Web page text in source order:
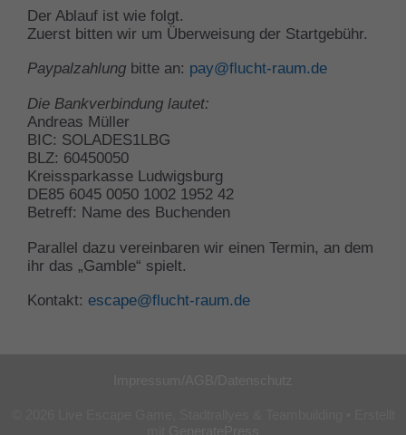
Der Ablauf ist wie folgt.
Zuerst bitten wir um Überweisung der Startgebühr.
Paypalzahlung bitte an: pay@flucht-raum.de
Die Bankverbindung lautet:
Andreas Müller
BIC: SOLADES1LBG
BLZ: 60450050
Kreissparkasse Ludwigsburg
DE85 6045 0050 1002 1952 42
Betreff: Name des Buchenden
Parallel dazu vereinbaren wir einen Termin, an dem
ihr das „Gamble“ spielt.
Kontakt: escape@flucht-raum.de